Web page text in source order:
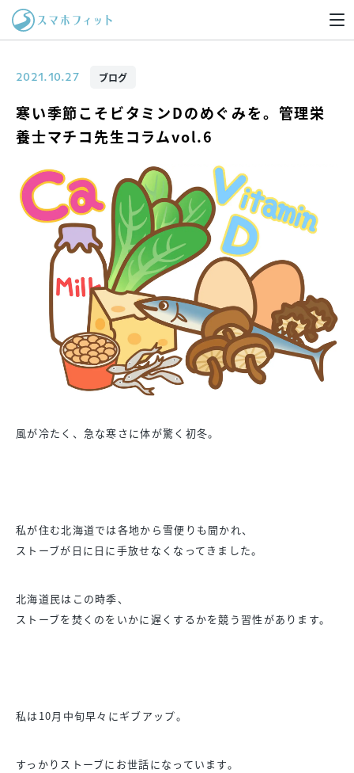
2021.10.27 ブログ
寒い季節こそビタミンDのめぐみを。管理栄
養士マチコ先生コラムvol.6
風が冷たく、急な寒さに体が驚く初冬。
私が住む北海道では各地から雪便りも聞かれ、
ストーブが日に日に手放せなくなってきました。
北海道民はこの時季、
ストーブを焚くのをいかに遅くするかを競う習性があります。
私は10月中旬早々にギブアップ。
すっかりストーブにお世話になっています。